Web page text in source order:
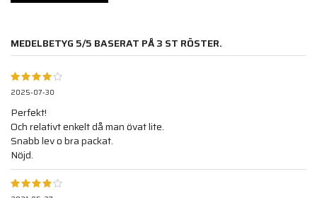
MEDELBETYG 5/5 BASERAT PÅ3 ST RÖSTER.
2025-07-30
Perfekt!
Och relativt enkelt då man övat lite.
Snabb lev o bra packat.
Nöjd.